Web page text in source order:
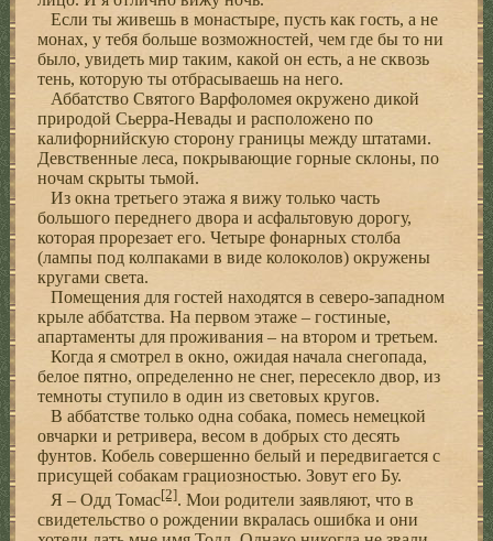
Если ты живешь в монастыре, пусть как гость, а не
монах, у тебя больше возможностей, чем где бы то ни
было, увидеть мир таким, какой он есть, а не сквозь
тень, которую ты отбрасываешь на него.
Аббатство Святого Варфоломея окружено дикой
природой Сьерра-Невады и расположено по
калифорнийскую сторону границы между штатами.
Девственные леса, покрывающие горные склоны, по
ночам скрыты тьмой.
Из окна третьего этажа я вижу только часть
большого переднего двора и асфальтовую дорогу,
которая прорезает его. Четыре фонарных столба
(лампы под колпаками в виде колоколов) окружены
кругами света.
Помещения для гостей находятся в северо-западном
крыле аббатства. На первом этаже – гостиные,
апартаменты для проживания – на втором и третьем.
Когда я смотрел в окно, ожидая начала снегопада,
белое пятно, определенно не снег, пересекло двор, из
темноты ступило в один из световых кругов.
В аббатстве только одна собака, помесь немецкой
овчарки и ретривера, весом в добрых сто десять
фунтов. Кобель совершенно белый и передвигается с
присущей собакам грациозностью. Зовут его Бу.
Я – Одд Томас[2]. Мои родители заявляют, что в
свидетельство о рождении вкралась ошибка и они